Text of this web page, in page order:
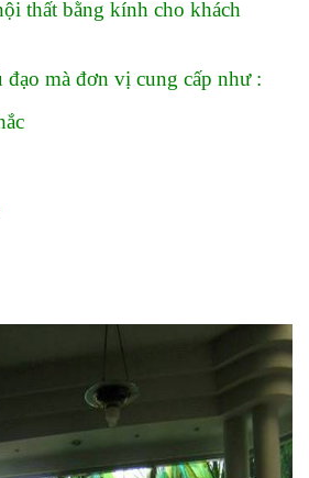
thất bằng kính cho khách
đạo mà đơn vị cung cấp như :